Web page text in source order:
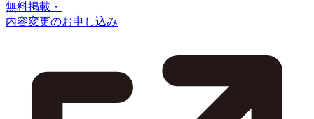
無料掲載・
内容変更のお申し込み